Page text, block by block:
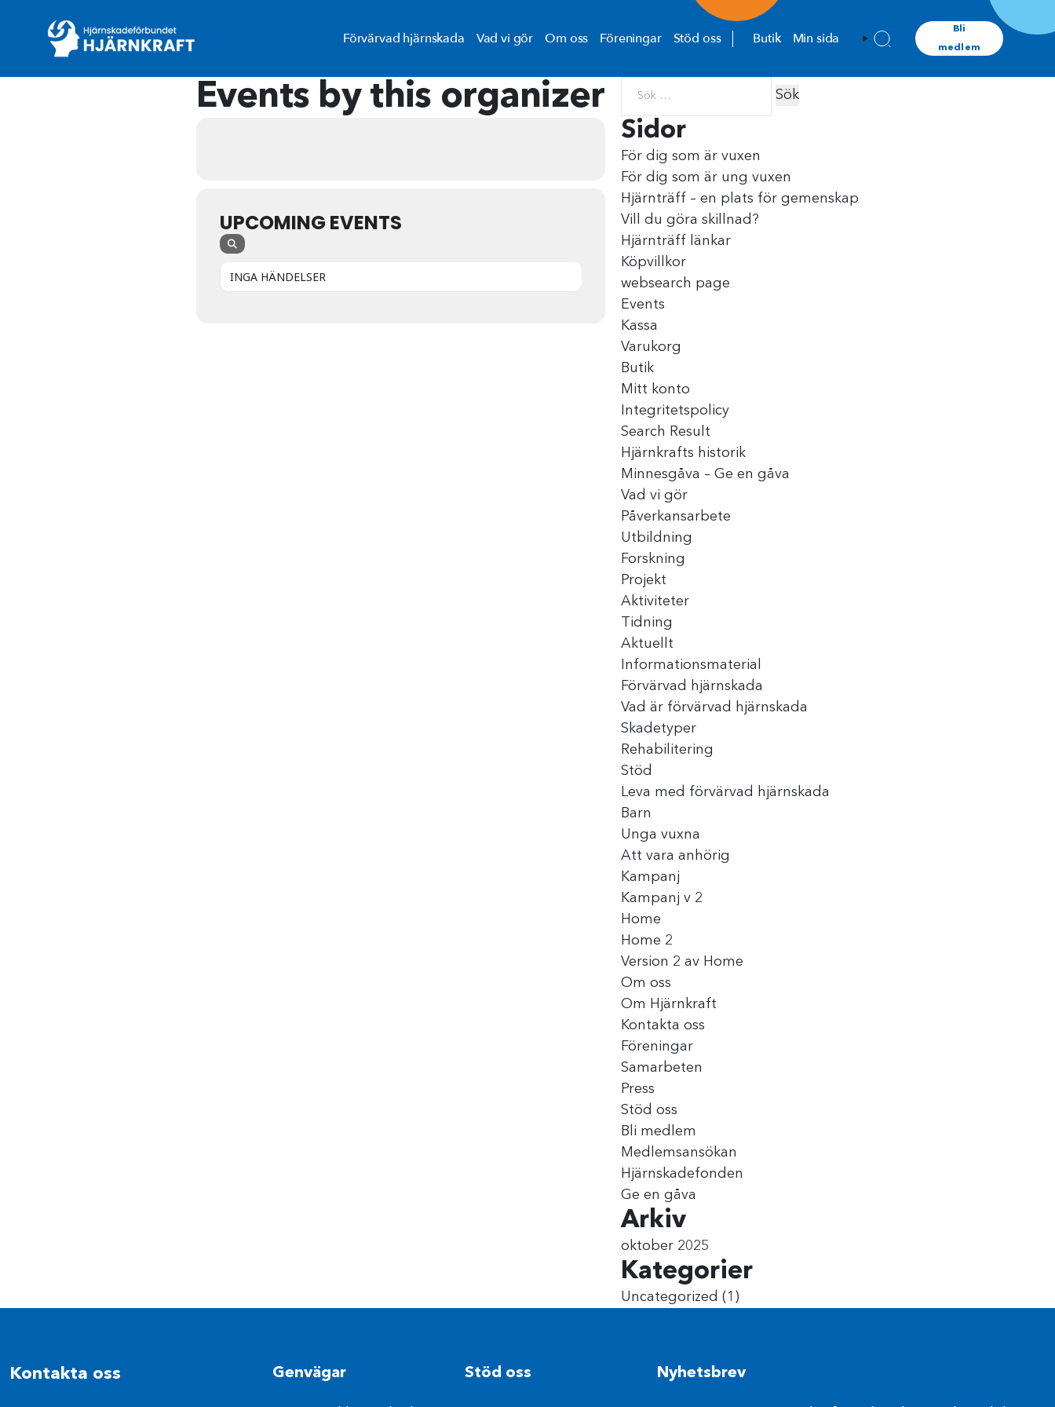
Förvärvad hjärnskada Vad vi gör Om oss Föreningar Stöd oss Butik Min sida
Bli
medlem
Events by this organizer
UPCOMING EVENTS
INGA HÄNDELSER
Sidor
För dig som är vuxen
För dig som är ung vuxen
Hjärnträff – en plats för gemenskap
Vill du göra skillnad?
Hjärnträff länkar
Köpvillkor
websearch page
Events
Kassa
Varukorg
Butik
Mitt konto
Integritetspolicy
Search Result
Hjärnkrafts historik
Minnesgåva – Ge en gåva
Vad vi gör
Påverkansarbete
Utbildning
Forskning
Projekt
Aktiviteter
Tidning
Aktuellt
Informationsmaterial
Förvärvad hjärnskada
Vad är förvärvad hjärnskada
Skadetyper
Rehabilitering
Stöd
Leva med förvärvad hjärnskada
Barn
Unga vuxna
Att vara anhörig
Kampanj
Kampanj v 2
Home
Home 2
Version 2 av Home
Om oss
Om Hjärnkraft
Kontakta oss
Föreningar
Samarbeten
Press
Stöd oss
Bli medlem
Medlemsansökan
Hjärnskadefonden
Ge en gåva
Arkiv
oktober 2025
Kategorier
Uncategorized (1)
Kontakta oss Genvägar Stöd oss Nyhetsbrev